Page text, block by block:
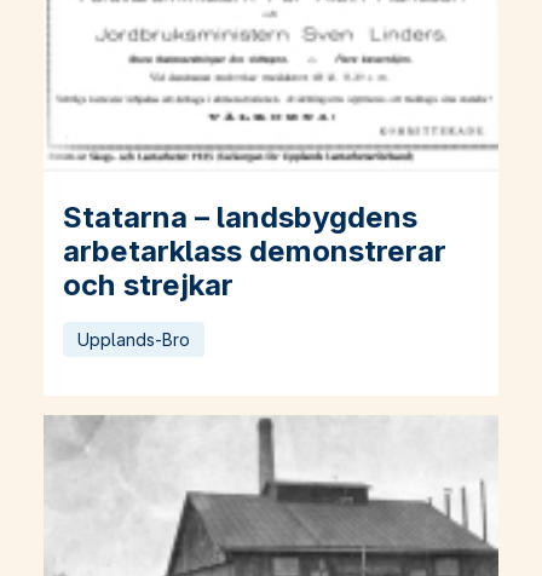
Statarna – landsbygdens
arbetarklass demonstrerar
och strejkar
Läs mer om Statarna – landsbygdens arbetarklass
Upplands-Bro